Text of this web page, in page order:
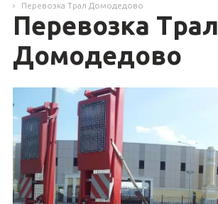
Перевозка Трал Домодедово
Перевозка Трал
Домодедово